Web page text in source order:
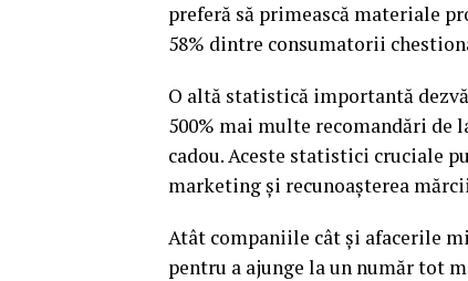
preferă să primească materiale
58% dintre consumatorii
O altă statistică importantă
500% mai multe recomandări
cadou. Aceste statistici cruciale
marketing și recunoașterea
Atât companiile cât și afacerile
pentru a ajunge la un număr tot